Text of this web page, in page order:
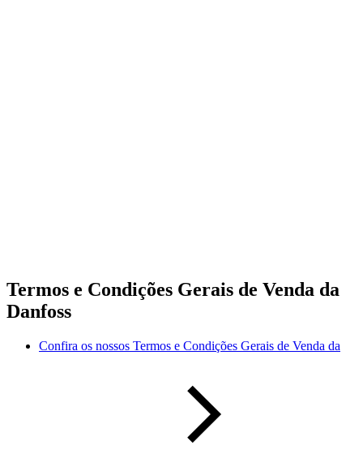
Termos e Condições Gerais de Venda da
Danfoss
Confira os nossos Termos e Condições Gerais de Venda da